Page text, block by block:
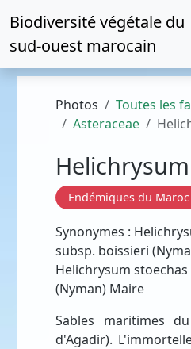
Biodiversité végétale du
sud-ouest marocain
Photos
Toutes les
Asteraceae
Endémiques du
Synonymes :
subsp. boissieri
Helichrysum
(Nyman) Maire
Sables maritimes
d'Agadir).